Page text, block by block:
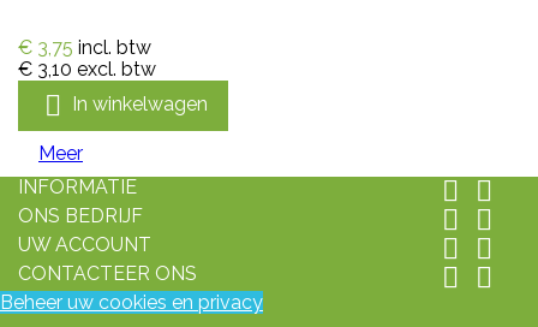
€ 3,75 incl. btw
€ 3,10 excl. btw
 In winkelwagen
Meer
INFORMATIE
 
ONS BEDRIJF  
UW ACCOUNT  
CONTACTEER ONS  
Beheer uw cookies en privacy